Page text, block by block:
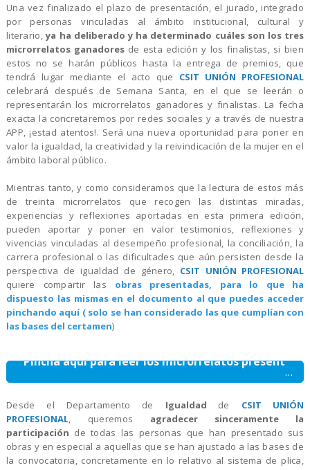
Una vez finalizado el plazo de presentación, el jurado, integrado
por personas vinculadas al ámbito institucional, cultural y
literario,ya ha deliberado y ha determinado cuáles son los tres
microrrelatos ganadoresde esta edición y los finalistas, si bien
estos no se harán públicos hasta la entrega de premios, que
tendrá lugar mediante el acto que CSIT UNIÓN PROFESIONAL
celebrará después de Semana Santa, en el que se leerán o
representarán los microrrelatos ganadores y finalistas. La fecha
exacta la concretaremos por redes sociales y a través de nuestra
APP, ¡estad atentos!. Será una nueva oportunidad para poner en
valor la igualdad, la creatividad y la reivindicación de la mujer en el
ámbito laboral público.
Mientras tanto, y como consideramos que la lectura de estos más
de treinta microrrelatos que recogen las distintas miradas,
experiencias y reflexiones aportadas en esta primera edición,
pueden aportar y poner en valor testimonios, reflexiones y
vivencias vinculadas al desempeño profesional, la conciliación, la
carrera profesional o las dificultades que aún persisten desde la
perspectiva de igualdad de género, CSIT UNIÓN PROFESIONAL
quiere compartir las obras presentadas, para lo que ha
dispuesto las mismas en el documento al que puedes acceder
pinchando aquí ( solo se han considerado las que cumplían con
las bases del certamen)
Pincha aquí para leer los microrrelatos presentados al certamen.
Desde el Departamento de Igualdad de CSIT UNIÓN
PROFESIONAL, queremos agradecer sinceramente la
participación de todas las personas que han presentado sus
obras y en especial a aquellas que se han ajustado a las bases de
la convocatoria, concretamente en lo relativo al sistema de plica,